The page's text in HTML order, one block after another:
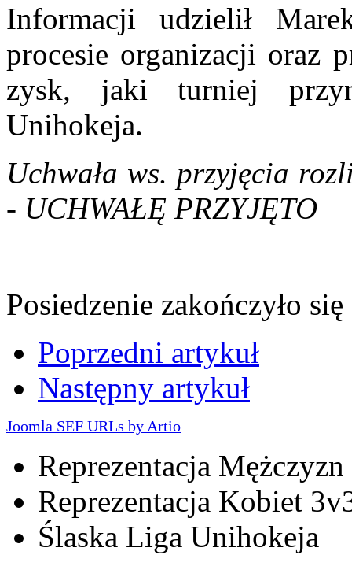
Informacji udzielił
procesie organizacji oraz
zysk, jaki turniej
Unihokeja.
Uchwała ws. przyjęcia
- UCHWAŁĘ PRZYJĘTO
Posiedzenie zakończyło
Poprzedni artykuł
Następny artykuł
Joomla SEF URLs by Artio
Reprezentacja
Reprezentacja Kobiet
Ślaska Liga Unihokeja